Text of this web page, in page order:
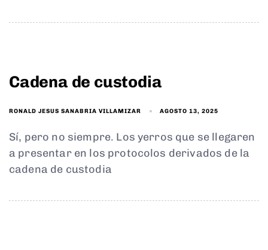
Cadena de custodia
RONALD JESUS SANABRIA VILLAMIZAR AGOSTO 13, 2025
Sí, pero no siempre. Los yerros que se llegaren
a presentar en los protocolos derivados de la
cadena de custodia